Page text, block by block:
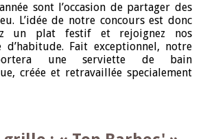
sont l’occasion de partager des
L’idée de notre concours est donc
un plat festif et rejoignez nos
d’habitude. Fait exceptionnel, notre
une serviette de bain
créée et retravaillée specialement